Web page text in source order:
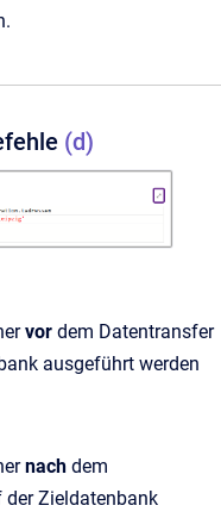
(d)
vor dem Datentransfer
ausgeführt werden
nach dem
Zieldatenbank